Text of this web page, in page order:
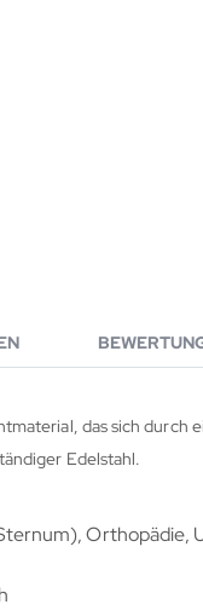
das sich
Edelstahl.
Orthopädie,